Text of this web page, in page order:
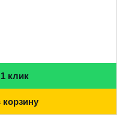
клик